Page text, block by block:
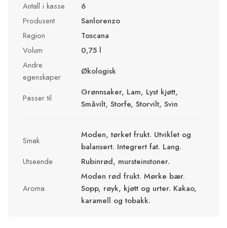
Antall i kasse
6
Produsent
Sanlorenzo
Region
Toscana
Volum
0,75 l
Andre
egenskaper
Økologisk
Passer til
Grønnsaker, Lam, Lyst kjøtt,
Småvilt, Storfe, Storvilt, Svin
Smak
Moden, tørket frukt. Utviklet og
balansert. Integrert fat. Lang.
Utseende
Rubinrød, mursteinstoner.
Aroma
Moden rød frukt. Mørke bær.
Sopp, røyk, kjøtt og urter. Kakao,
karamell og tobakk.